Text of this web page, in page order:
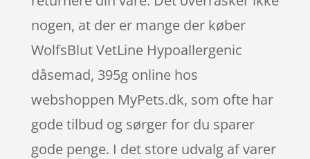
nogen, at der er mange der køber
WolfsBlut VetLine Hypoallergenic
dåsemad, 395g online hos
webshoppen MyPets.dk, som ofte har
gode tilbud og sørger for du sparer
gode penge. I det store udvalg af varer